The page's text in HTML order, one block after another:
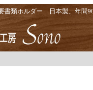
書類ホルダー 日本製、年間